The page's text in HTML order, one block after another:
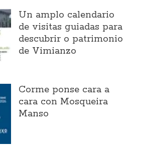
Un amplo calendario
de visitas guiadas para
descubrir o patrimonio
de Vimianzo
Corme ponse cara a
cara con Mosqueira
Manso